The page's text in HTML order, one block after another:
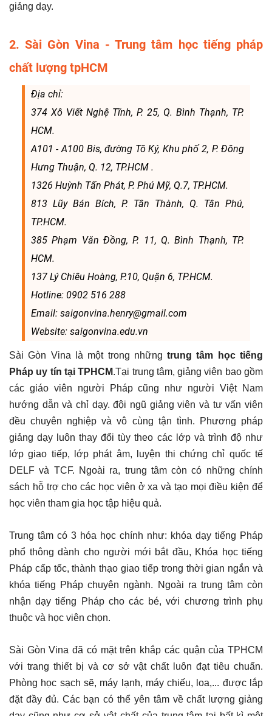
giảng dạy.
2. Sài Gòn Vina - Trung tâm học tiếng pháp
chất lượng tpHCM
Địa chỉ:
374 Xô Viết Nghệ Tĩnh, P. 25, Q. Bình Thạnh, TP.
HCM.
A101 - A100 Bis, đường Tô Ký, Khu phố 2, P. Đông
Hưng Thuận, Q. 12, TP.HCM .
1326 Huỳnh Tấn Phát, P. Phú Mỹ, Q.7, TP.HCM.
813 Lũy Bán Bích, P. Tân Thành, Q. Tân Phú,
TP.HCM.
385 Phạm Văn Đồng, P. 11, Q. Bình Thạnh, TP.
HCM.
137 Lý Chiêu Hoàng, P.10, Quận 6, TP.HCM.
Hotline: 0902 516 288
Email: saigonvina.henry@gmail.com
Website: saigonvina.edu.vn
Sài Gòn Vina là một trong những trung tâm học tiếng
Pháp uy tín tại TPHCM.Tại trung tâm, giảng viên bao gồm
các giáo viên người Pháp cũng như người Việt Nam
hướng dẫn và chỉ dạy. đội ngũ giảng viên và tư vấn viên
đều chuyên nghiệp và vô cùng tận tình. Phương pháp
giảng dạy luôn thay đổi tùy theo các lớp và trình độ như
lớp giao tiếp, lớp phát âm, luyện thi chứng chỉ quốc tế
DELF và TCF. Ngoài ra, trung tâm còn có những chính
sách hỗ trợ cho các học viên ở xa và tạo mọi điều kiện để
học viên tham gia học tập hiệu quả.
Trung tâm có 3 hóa học chính như: khóa dạy tiếng Pháp
phổ thông dành cho người mới bắt đầu, Khóa học tiếng
Pháp cấp tốc, thành thạo giao tiếp trong thời gian ngắn và
khóa tiếng Pháp chuyên ngành. Ngoài ra trung tâm còn
nhận dạy tiếng Pháp cho các bé, với chương trình phụ
thuộc và học viên chọn.
Sài Gòn Vina đã có mặt trên khắp các quận của TPHCM
với trang thiết bị và cơ sở vật chất luôn đạt tiêu chuẩn.
Phòng học sạch sẽ, máy lạnh, máy chiếu, loa,... được lắp
đặt đầy đủ. Các bạn có thể yên tâm về chất lượng giảng